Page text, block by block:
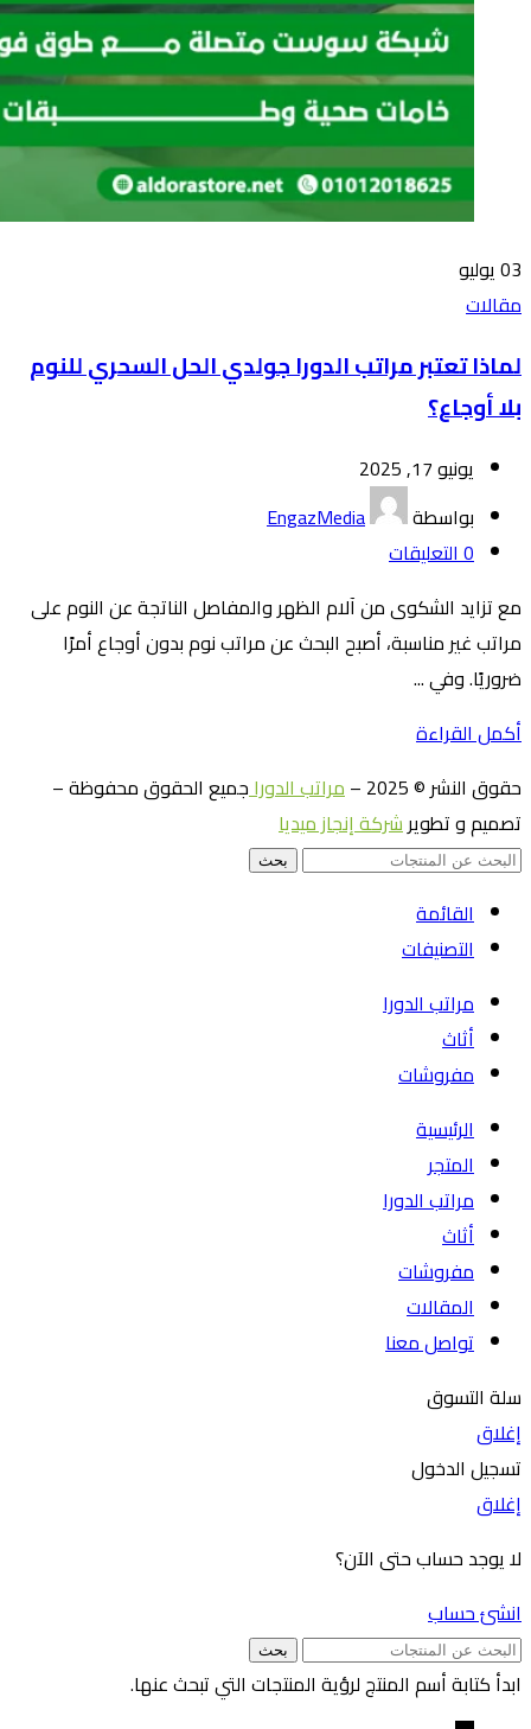
03يوليو
مقالات
لماذا تعتبر مراتب الدورا جولدي الحل السحري للنوم
بلا أوجاع؟
يونيو 17, 2025
بواسطة
EngazMedia
0التعليقات
مع تزايد الشكوى من آلام الظهر والمفاصل الناتجة عن النوم على
مراتب غير مناسبة، أصبح البحث عن مراتب نوم بدون أوجاع أمرًا
ضروريًا. وفي ...
أكمل القراءة
حقوق النشر © 2025 –
مراتب الدوراجميع الحقوق محفوظة –
تصميم و تطويرشركة إنجاز ميديا
بحث
القائمة
التصنيفات
مراتب الدورا
أثاث
مفروشات
الرئيسية
المتجر
مراتب الدورا
أثاث
مفروشات
المقالات
تواصل معنا
سلة التسوق
إغلاق
تسجيل الدخول
إغلاق
لا يوجد حساب حتى الآن؟
انشئ حساب
بحث
ابدأ كتابة أسم المنتج لرؤية المنتجات التي تبحث عنها.